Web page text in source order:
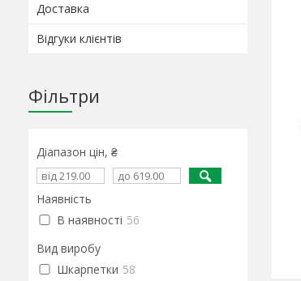
Доставка
Відгуки клієнтів
Фільтри
Діапазон цін, ₴
Наявність
В наявності 56
Вид виробу
Шкарпетки 58